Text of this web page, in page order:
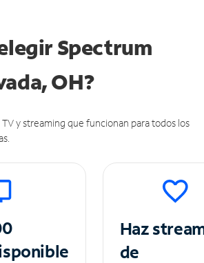
Spectrum
OH?
y streaming que funcionan para todos los
Haz
de